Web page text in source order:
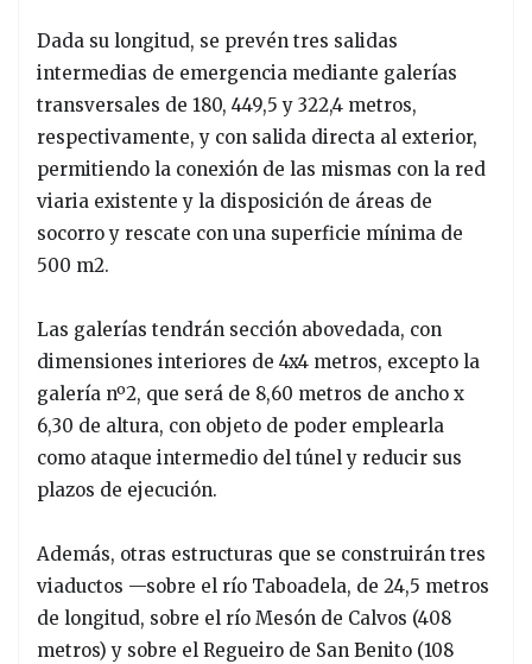
Dada su longitud, se prevén tres salidas
intermedias de emergencia mediante galerías
transversales de 180, 449,5 y 322,4 metros,
respectivamente, y con salida directa al exterior,
permitiendo la conexión de las mismas con la red
viaria existente y la disposición de áreas de
socorro y rescate con una superficie mínima de
500 m2.
Las galerías tendrán sección abovedada, con
dimensiones interiores de 4x4 metros, excepto la
galería nº2, que será de 8,60 metros de ancho x
6,30 de altura, con objeto de poder emplearla
como ataque intermedio del túnel y reducir sus
plazos de ejecución.
Además, otras estructuras que se construirán tres
viaductos —sobre el río Taboadela, de 24,5 metros
de longitud, sobre el río Mesón de Calvos (408
metros) y sobre el Regueiro de San Benito (108